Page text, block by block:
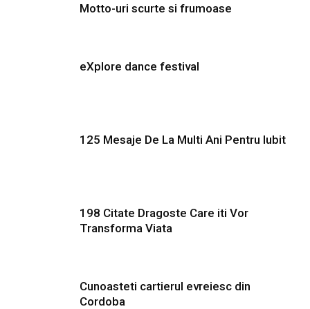
Motto-uri scurte si frumoase
eXplore dance festival
125 Mesaje De La Multi Ani Pentru Iubit
198 Citate Dragoste Care iti Vor
Transforma Viata
Cunoasteti cartierul evreiesc din
Cordoba